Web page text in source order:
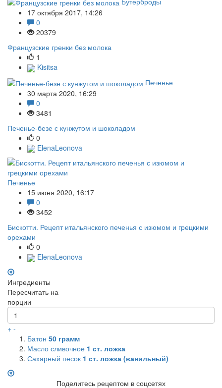
17 октября 2017, 14:26
0
20379
Французские гренки без молока
1
Kisitsa
Печенье
30 марта 2020, 16:29
0
3481
Печенье-безе с кунжутом и шоколадом
0
ElenaLeonova
Печенье
15 июня 2020, 16:17
0
3452
Бискотти. Рецепт итальянского печенья с изюмом и грецкими
орехами
0
ElenaLeonova
Ингредиенты
Пересчитать на
порции
+ -
Батон 50 грамм
Масло сливочное 1 ст. ложка
Сахарный песок 1 ст. ложка (ванильный)
Поделитесь рецептом в соцсетях